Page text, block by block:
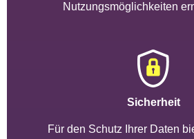
Nutzungsmöglichkeiten
Sicherheit
Für den Schutz Ihrer Daten